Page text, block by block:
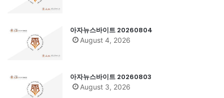
아자뉴스바이트 20260804
August 4, 2026
아자뉴스바이트 20260803
August 3, 2026